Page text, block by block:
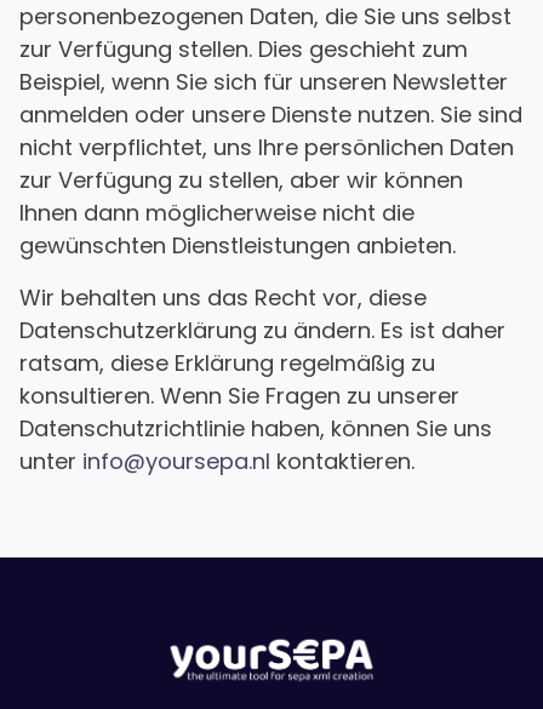
personenbezogenen Daten, die Sie uns selbst
zur Verfügung stellen. Dies geschieht zum
Beispiel, wenn Sie sich für unseren Newsletter
anmelden oder unsere Dienste nutzen. Sie sind
nicht verpflichtet, uns Ihre persönlichen Daten
zur Verfügung zu stellen, aber wir können
Ihnen dann möglicherweise nicht die
gewünschten Dienstleistungen anbieten.
Wir behalten uns das Recht vor, diese
Datenschutzerklärung zu ändern. Es ist daher
ratsam, diese Erklärung regelmäßig zu
konsultieren. Wenn Sie Fragen zu unserer
Datenschutzrichtlinie haben, können Sie uns
unter info@yoursepa.nl kontaktieren.